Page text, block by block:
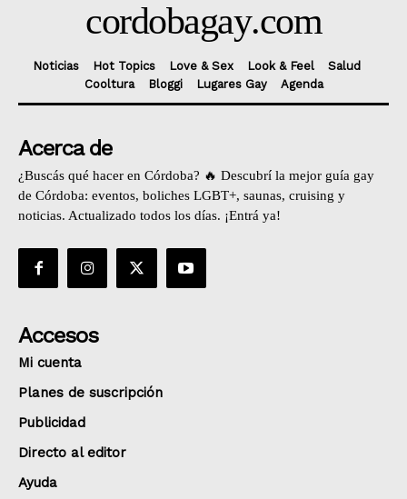
cordobagay.com
Noticias Hot Topics Love & Sex Look & Feel
Salud
Cooltura
Bloggi Lugares Gay Agenda
Acerca de
¿Buscás qué hacer en Córdoba? 🔥 Descubrí la mejor guía gay
de Córdoba: eventos, boliches LGBT+, saunas, cruising y
noticias. Actualizado todos los días. ¡Entrá ya!
Accesos
Mi cuenta
Planes de suscripción
Publicidad
Directo al editor
Ayuda